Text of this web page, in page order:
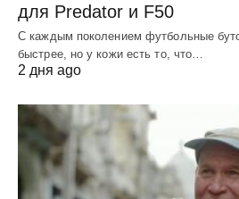
для Predator и F50
С каждым поколением футбольные
быстрее, но у кожи есть то, что…
2 дня ago